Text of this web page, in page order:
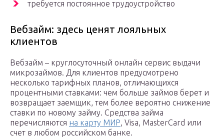
требуется постоянное трудоустройство
Вебзайм: здесь ценят лояльных
клиентов
Вебзайм – круглосуточный онлайн сервис выдачи
микрозаймов. Для клиентов предусмотрено
несколько тарифных планов, отличающихся
процентными ставками: чем больше займов берет и
возвращает заемщик, тем более вероятно снижение
ставки по новому займу. Средства займа
перечисляются на карту МИР, Visa, MasterCard или
счет в любом российском банке.